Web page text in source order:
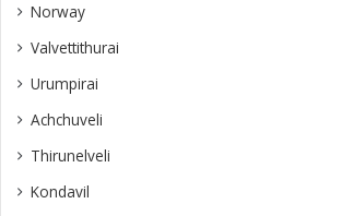
Norway
Valvettithurai
Urumpirai
Achchuveli
Thirunelveli
Kondavil